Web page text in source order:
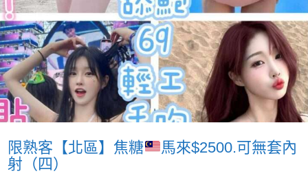
限熟客【北區】焦糖
馬來$2500.可無套內
射（四）